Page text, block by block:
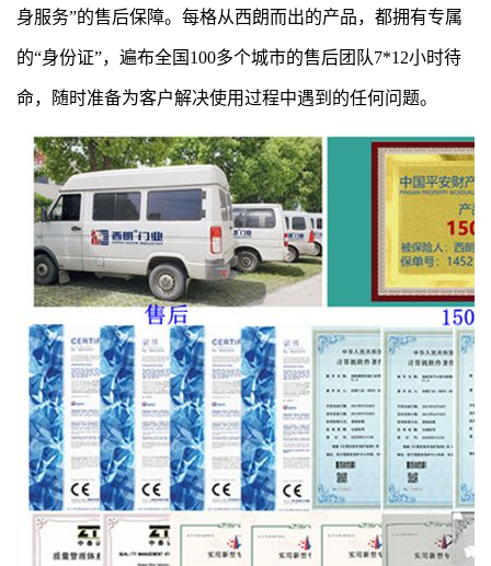
身服务”的售后保障。每格从西朗而出的产品，都拥有专属
的“身份证”，遍布全国100多个城市的售后团队7*12小时待
命，随时准备为客户解决使用过程中遇到的任何问题。